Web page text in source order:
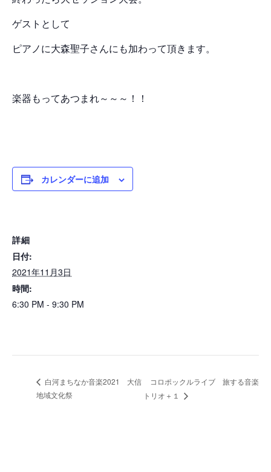
ゲストとして
ピアノに大森聖子さんにも加わって頂きます。
楽器もってあつまれ～～～！！
カレンダーに追加
詳細
日付:
2021年11月3日
時間:
6:30 PM - 9:30 PM
白河まちなか音楽2021 大信
地域文化祭
コロポックルライブ 旅する音楽
トリオ＋１